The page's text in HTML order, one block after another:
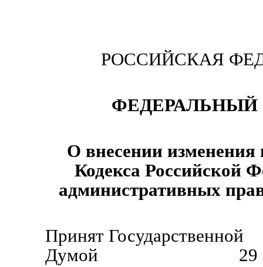
РОССИЙСКАЯ
ФЕДЕРАЛЬНЫЙ
О внесении изменения
Кодекса Российской
административных
Принят Государственной
Думой 29